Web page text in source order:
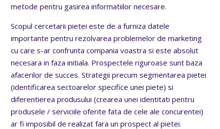
metode pentru gasirea informatiilor necesare.
Scopul cercetarii pietei este de a furniza datele
importante pentru rezolvarea problemelor de marketing
cu care s-ar confrunta compania voastra si este absolut
necesara in faza initiala. Prospectele riguroase sunt baza
afacerilor de succes. Strategii precum segmentarea pietei
(identificarea sectoarelor specifice unei piete) si
diferentierea produsului (crearea unei identitati pentru
produsele / serviciile oferite fata de cele ale concurentei)
ar fi imposibil de realizat fara un prospect al pietei.